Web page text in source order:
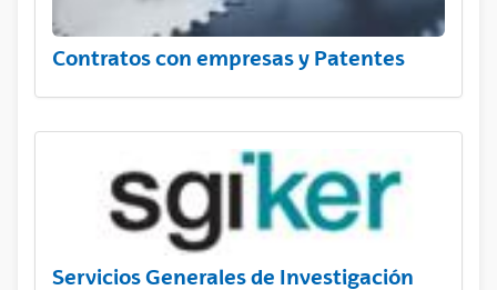
Contratos con empresas y Patentes
Servicios Generales de Investigación